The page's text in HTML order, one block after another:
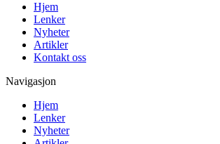
Hjem
Lenker
Nyheter
Artikler
Kontakt oss
Navigasjon
Hjem
Lenker
Nyheter